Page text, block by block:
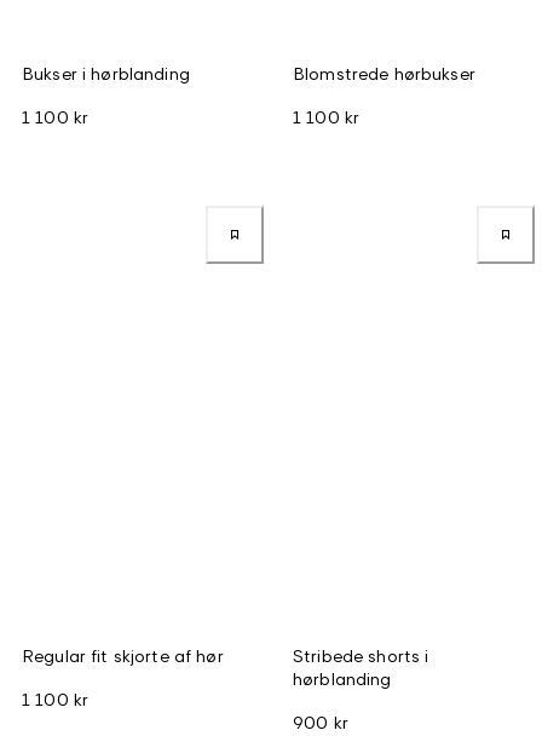
Bukser i hørblanding
1 100 kr
Blomstrede hørbukser
1 100 kr
Regular fit skjorte af hør
1 100 kr
Stribede shorts i
hørblanding
900 kr